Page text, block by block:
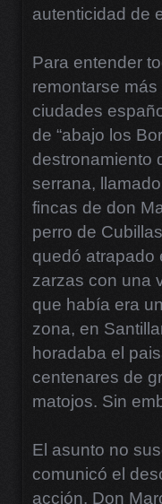
autenticidad de
Para entender
remontarse
ciudades
de “abajo los
destronamiento
serrana,
fincas de don
perro de
quedó atrapado
zarzas con una
que había era
zona, en
horadaba el
centenares de
matojos. Sin
El asunto no
comunicó el
acción. Don